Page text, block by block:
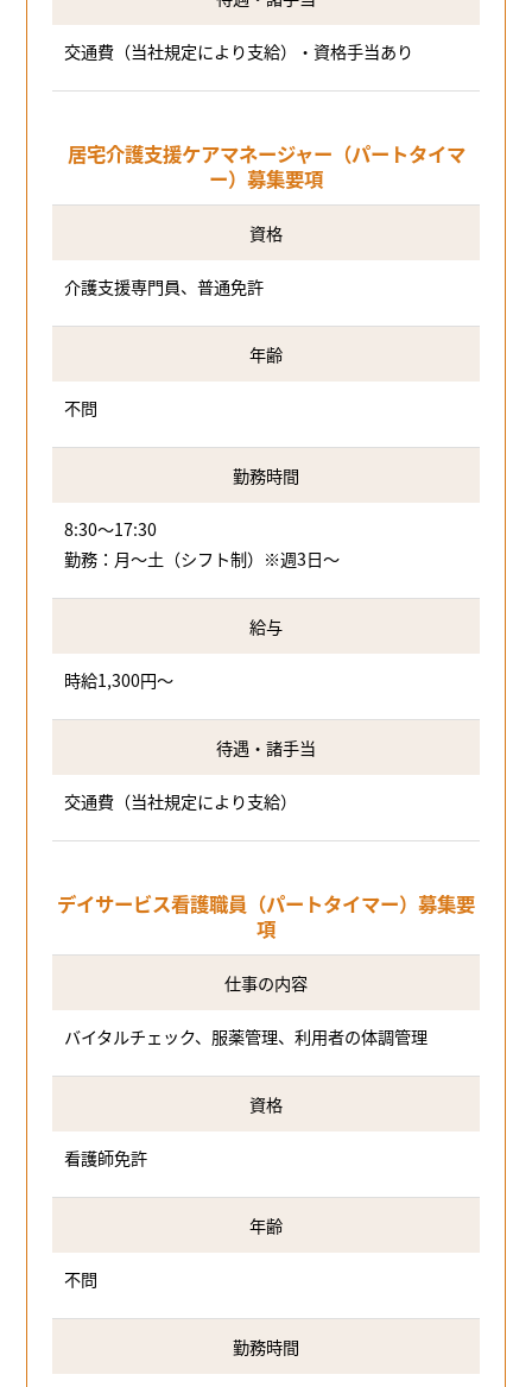
交通費（当社規定により支給）・資格手当あり
居宅介護支援ケアマネージャー（パートタイマ
ー）募集要項
資格
介護支援専門員、普通免許
年齢
不問
勤務時間
8:30～17:30
勤務：月～土（シフト制）※週3日～
給与
時給1,300円～
待遇・諸手当
交通費（当社規定により支給）
デイサービス看護職員（パートタイマー）募集要
項
仕事の内容
バイタルチェック、服薬管理、利用者の体調管理
資格
看護師免許
年齢
不問
勤務時間